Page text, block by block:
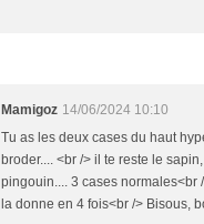
Mamigoz 14/06/2024 10:10
Tu as les deux cases du haut
broder.... <br /> il te reste le
pingouin.... 3 cases normales<br
la donne en 4 fois<br /> Bisous,